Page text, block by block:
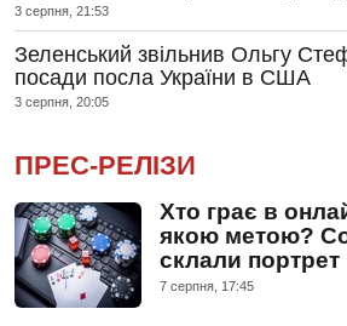
3 серпня, 21:53
Зеленський звільнив Ольгу
посади посла України в США
3 серпня, 20:05
ПРЕС-РЕЛІЗИ
Хто грає в
якою метою?
склали портрет
7 серпня, 17:45